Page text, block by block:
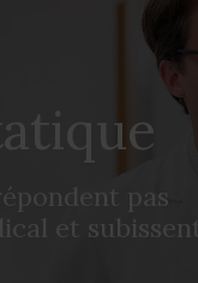
pas
et subissent